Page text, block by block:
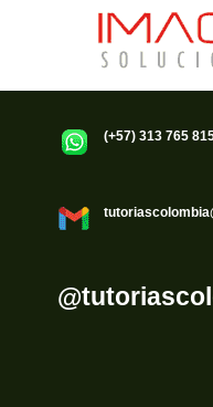
(+57) 313 765